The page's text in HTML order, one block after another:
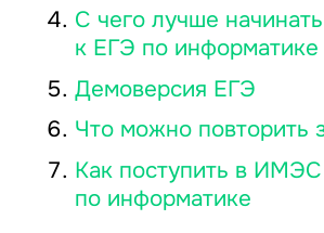
С чего лучше
к ЕГЭ по информатике
Демоверсия ЕГЭ
Что можно повторить
Как поступить в
по информатике